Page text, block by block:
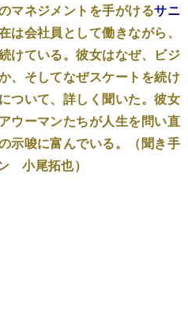
マネジメントを手がけるサニ
は会社員として働きながら、
けている。彼女はなぜ、ビジ
、そしてなぜスケートを続け
ついて、詳しく聞いた。彼女
ウーマンたちが人生を問い直
示唆に富んでいる。（聞き手
小尾拓也）